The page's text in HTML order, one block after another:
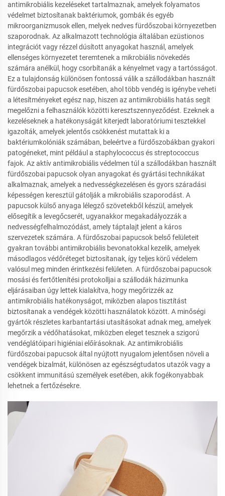
antimikrobiális kezeléseket tartalmaznak, amelyek folyamatos
védelmet biztosítanak baktériumok, gombák és egyéb
mikroorganizmusok ellen, melyek nedves fürdőszobai környezetben
szaporodnak. Az alkalmazott technológia általában ezüstionos
integrációt vagy rézzel dúsított anyagokat használ, amelyek
ellenséges környezetet teremtenek a mikrobiális növekedés
számára anélkül, hogy csorbítanák a kényelmet vagy a tartósságot.
Ez a tulajdonság különösen fontossá válik a szállodákban használt
fürdőszobai papucsok esetében, ahol több vendég is igénybe veheti
a létesítményeket egész nap, hiszen az antimikrobiális hatás segít
megelőzni a felhasználók közötti keresztszennyeződést. Ezeknek a
kezeléseknek a hatékonyságát kiterjedt laboratóriumi tesztekkel
igazolták, amelyek jelentős csökkenést mutattak ki a
baktériumkolóniák számában, beleértve a fürdőszobákban gyakori
patogéneket, mint például a staphylococcus és streptococcus
fajok. Az aktív antimikrobiális védelmen túl a szállodákban használt
fürdőszobai papucsok olyan anyagokat és gyártási technikákat
alkalmaznak, amelyek a nedvességkezelésen és gyors száradási
képességen keresztül gátolják a mikrobiális szaporodást. A
papucsok külső anyaga lélegző szövetekből készül, amelyek
elősegítik a levegőcserét, ugyanakkor megakadályozzák a
nedvességfelhalmozódást, amely táptalajt jelent a káros
szervezetek számára. A fürdőszobai papucsok belső felületeit
gyakran további antimikrobiális bevonatokkal kezelik, amelyek
másodlagos védőréteget biztosítanak, így teljes körű védelem
valósul meg minden érintkezési felületen. A fürdőszobai papucsok
mosási és fertőtlenítési protokolljai a szállodák házimunka
eljárásaiban úgy lettek kialakítva, hogy megőrizzék az
antimikrobiális hatékonyságot, miközben alapos tisztítást
biztosítanak a vendégek közötti használatok között. A minőségi
gyártók részletes karbantartási utasításokat adnak meg, amelyek
megőrzik a védőhatásokat, miközben eleget tesznek a szigorú
vendéglátóipari higiéniai előírásoknak. Az antimikrobiális
fürdőszobai papucsok által nyújtott nyugalom jelentősen növeli a
vendégek bizalmát, különösen az egészségtudatos utazók vagy a
csökkent immunitású személyek esetében, akik fogékonyabbak
lehetnek a fertőzésekre.